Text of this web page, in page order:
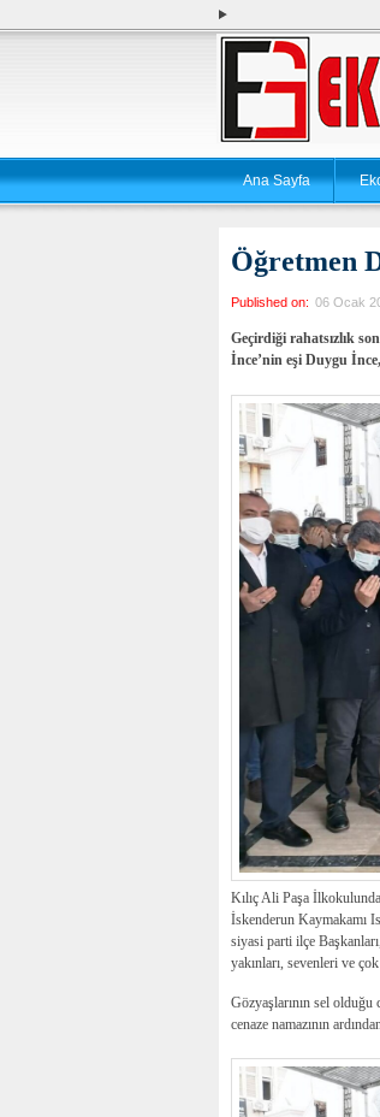
Ana Sayfa
Öğretmen
Published on: 06 Ocak
Geçirdiği rahatsızlık
İnce’nin eşi Duygu
Kılıç Ali Paşa
İskenderun Kaymakamı
siyasi parti ilçe
yakınları, sevenleri ve çok
Gözyaşlarının sel olduğu
cenaze namazının